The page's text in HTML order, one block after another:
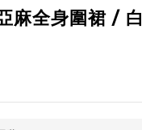
全身圍裙 / 白